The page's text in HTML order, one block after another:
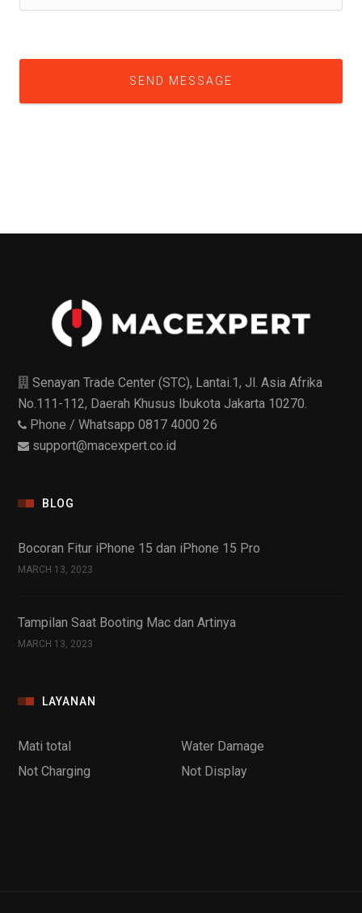
Senayan Trade Center (STC), Lantai.1, Jl. Asia Afrika
No.111-112, Daerah Khusus Ibukota Jakarta 10270.
Phone / Whatsapp 0817 4000 26
support@macexpert.co.id
BLOG
Bocoran Fitur iPhone 15 dan iPhone 15 Pro
MARCH 13, 2023
Tampilan Saat Booting Mac dan Artinya
MARCH 13, 2023
LAYANAN
Mati total
Water Damage
Not Charging
Not Display